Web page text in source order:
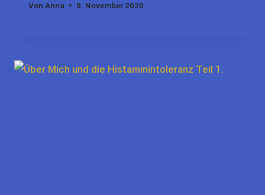
Von Anna 8. November 2020